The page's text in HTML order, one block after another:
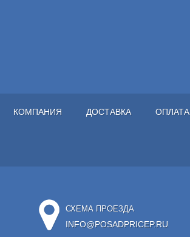
КОМПАНИЯ ДОСТАВКА ОПЛАТА
СХЕМА ПРОЕЗДА
INFO@POSADPRICEP.RU